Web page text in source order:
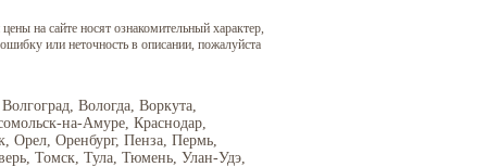
на сайте носят ознакомительный характер,
или неточность в описании, пожалуйста
Вологда, Воркута,
на-Амуре, Краснодар,
Орел, Оренбург, Пенза, Пермь,
Томск, Тула, Тюмень, Улан-Удэ,